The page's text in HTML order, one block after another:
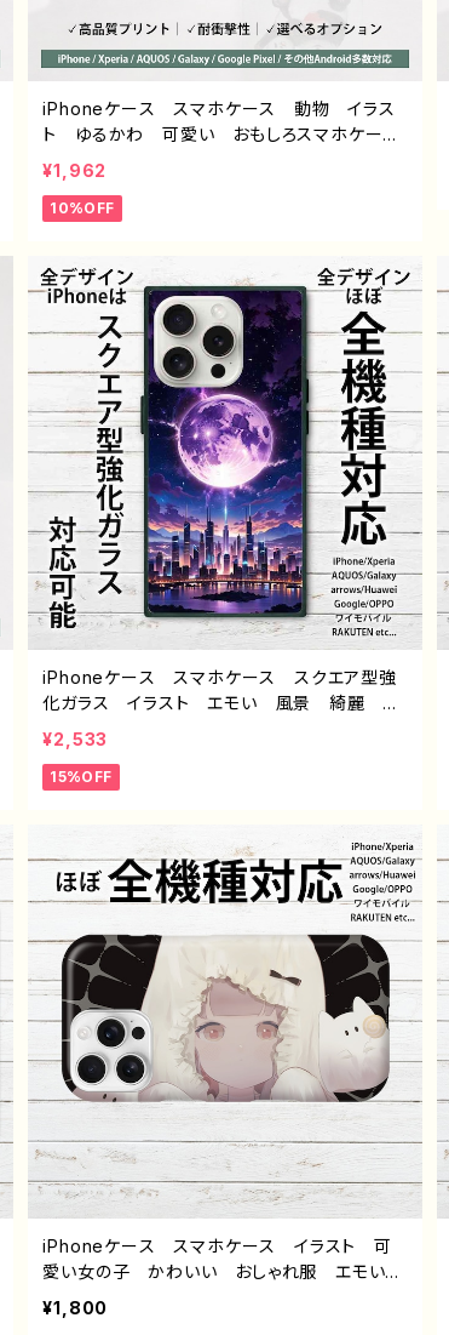
iPhoneケース スマホケース 動物 イラス
ト ゆるかわ 可愛い おもしろスマホケー
ス 面白いiPhoneケース ユニーク ネタ
系 ゆるい iPhone5/6/6s/7/8/XS/11/12/13
AQUOS Xperia Googlepixel 人気
的 Android アンドロイド 携帯 ハード
ケース グッズ スマホカバー アイフォンケ
ース 悪いことを言うパンダ タイトル：ラーメ
ンについて悪いこと言うパンダ 子パンダ付
き 作：こさつね G-6
¥1,962
10%OFF
iPhoneケース スマホケース スクエア型強
化ガラス イラスト エモい 風景 綺麗 美
しい 景色 月 おしゃれ メンズ レディー
ス iPhone15/14/13/12/11 AQUOS Xperi
a Googlepixel Galaxy Android アン
バー おすすめ 個性的 人気 イラストレー
ター 絵師 クリエイター オリジナル デザ
イン グッズ ノンブランド J1-9
¥2,533
15%OFF
iPhoneケース スマホケース イラスト 可
愛い女の子 かわいい おしゃれ服 エモい
美しい ノスタルジック メンズ レディース
女子 iPhone16/15/14/13/12/11 AQUOS s
¥1,800